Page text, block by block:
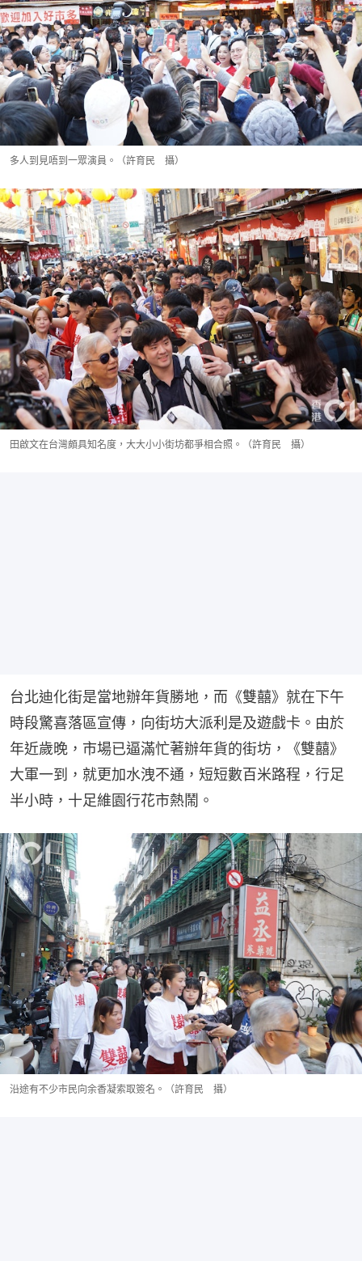
多人到見唔到一眾演員。（許育民 攝）
田啟文在台灣頗具知名度，大大小小街坊都爭相合照。（許育民 攝）
台北迪化街是當地辦年貨勝地，而《雙囍》就在下午
時段驚喜落區宣傳，向街坊大派利是及遊戲卡。由於
年近歲晚，市場已逼滿忙著辦年貨的街坊，《雙囍》
大軍一到，就更加水洩不通，短短數百米路程，行足
半小時，十足維園行花市熱鬧。
沿途有不少市民向余香凝索取簽名。（許育民 攝）